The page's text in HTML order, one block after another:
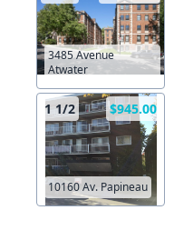
3485 Avenue
Atwater
1 1/2 $945.00
10160 Av. Papineau